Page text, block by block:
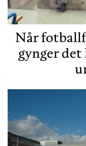
Når
gynger det